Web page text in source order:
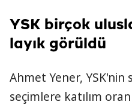
YSK birçok
layık görüldü
Ahmet Yener, YSK'nin
seçimlere katılım